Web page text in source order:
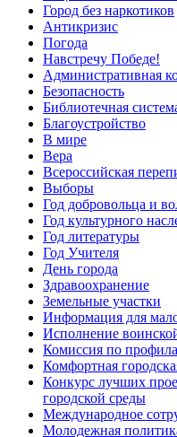
Город без наркотиков
Антикризис
Погода
Навстречу Победе!
Административная
Безопасность
Библиотечная
Благоустройство
В мире
Вера
Всероссийская
Выборы
Год добровольца и
Год культурного
Год литературы
Год Учителя
День города
Здравоохранение
Земельные участки
Информация для
Исполнение
Комиссия по
Комфортная
Конкурс лучших
городской среды
Международное
Молодежная